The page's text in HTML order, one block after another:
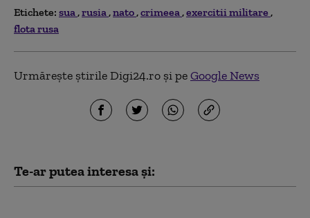
Etichete: sua rusia nato crimeea exercitii militare
flota rusa
Urmărește știrile Digi24.ro și peGoogle News
Te-ar putea interesa și: